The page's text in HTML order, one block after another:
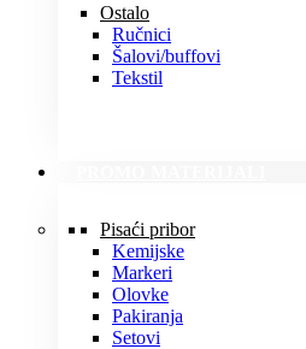
Ostalo
Ručnici
Šalovi/buffovi
Tekstil
Pisaći pribor
Kemijske
Markeri
Olovke
Pakiranja
Setovi